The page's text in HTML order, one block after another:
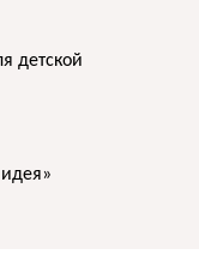
детской